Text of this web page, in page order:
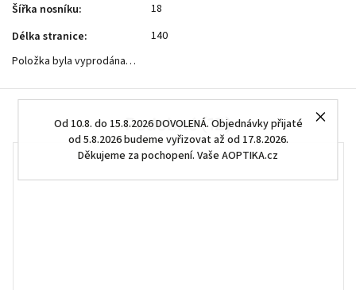
Od 10.8. do 15.8.2026 DOVOLENÁ. Objednávky přijaté
od 5.8.2026 budeme vyřizovat až od 17.8.2026.
Děkujeme za pochopení. Vaše AOPTIKA.cz
Šířka nosníku:
18
Délka stranice:
140
Položka byla vyprodána…
Podobné (12)